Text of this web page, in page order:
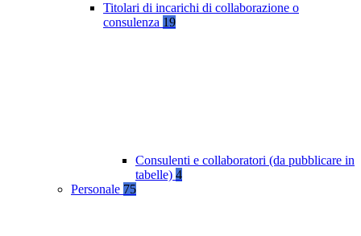
Titolari di incarichi di collaborazione o
consulenza 19
Consulenti e collaboratori (da pubblicare in
tabelle) 4
Personale 75